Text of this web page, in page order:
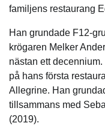
familjens restaurang
Han grundade F12-
krögaren Melker
nästan ett
på hans första
Allegrine. Han
tillsammans med
(2019).